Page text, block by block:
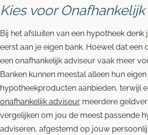
Kies voor
Bij het afsluiten van een hypotheek denk
eerst aan je eigen bank. Hoewel dat een
een onafhankelijk adviseur vaak meer
Banken kunnen meestal alleen hun eigen
hypotheekproducten aanbieden, terwijl
onafhankelijk adviseur meerdere
vergelijken om jou de meest passende
adviseren, afgestemd op jouw